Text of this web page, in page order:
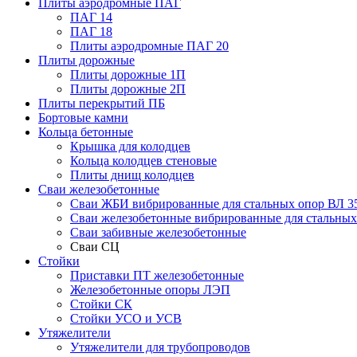
Плиты аэродромные ПАГ
ПАГ 14
ПАГ 18
Плиты аэродромные ПАГ 20
Плиты дорожные
Плиты дорожные 1П
Плиты дорожные 2П
Плиты перекрытий ПБ
Бортовые камни
Кольца бетонные
Крышка для колодцев
Кольца колодцев стеновые
Плиты днищ колодцев
Сваи железобетонные
Сваи ЖБИ вибрированные для стальных опор ВЛ
Сваи железобетонные вибрированные для
Сваи забивные железобетонные
Сваи СЦ
Стойки
Приставки ПТ железобетонные
Железобетонные опоры ЛЭП
Стойки СК
Стойки УСО и УСВ
Утяжелители
Утяжелители для трубопроводов